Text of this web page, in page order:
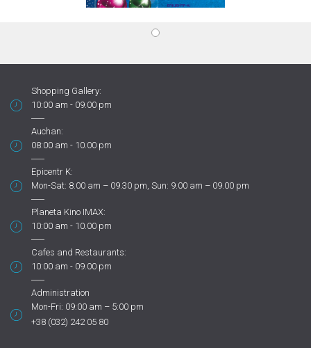
Shopping Gallery:
10:00 am - 09.00 pm
Auchan:
08:00 am - 10.00 pm
Epicentr K:
Mon-Sat: 8.00 am – 09.30 pm, Sun: 9.00 am – 09.00 pm
Planeta Kino IMAX:
10:00 am - 10.00 pm
Cafes and Restaurants:
10:00 am - 09.00 pm
Administration
Mon-Fri: 09:00 am – 5:00 pm
+38 (032) 242 05 80